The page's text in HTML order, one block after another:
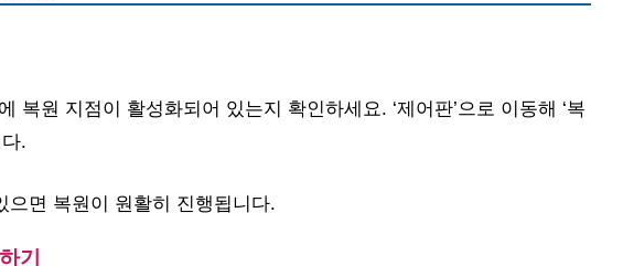
복원 지점이 활성화되어 있는지 확인하세요. ‘제어판’으로 이동해 ‘복
.
으면 복원이 원활히 진행됩니다.
기